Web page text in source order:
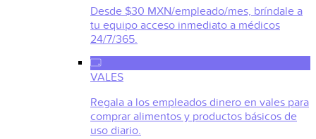
Desde $30 MXN/empleado/mes, bríndale a
tu equipo acceso inmediato a médicos
24/7/365.
VALES
Regala a los empleados dinero en vales para
comprar alimentos y productos básicos de
uso diario.